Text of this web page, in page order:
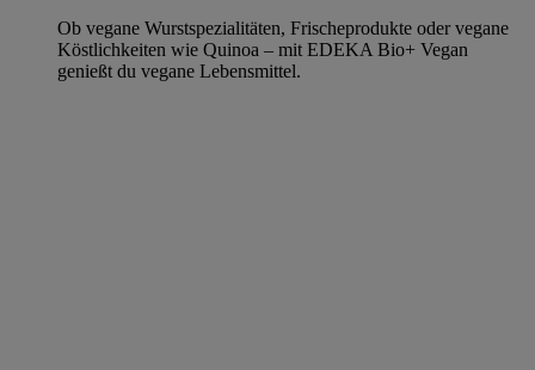
Ob vegane Wurstspezialitäten, Frischeprodukte oder vegane
Köstlichkeiten wie Quinoa – mit EDEKA Bio+ Vegan
genießt du vegane Lebensmittel.